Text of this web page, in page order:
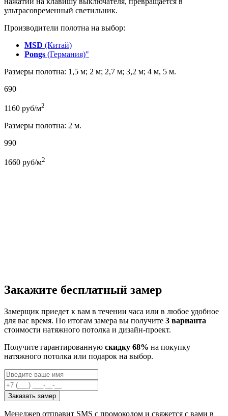
ультрасовременный светильник.
Производители полотна на выбор:
MSD (Китай)
Pongs (Германия)"
Размеры полотна: 1,5 м; 2 м; 2,7 м; 3,2 м; 4 м, 5 м.
690
1160 руб/м2
Размеры полотна: 2 м.
990
1660 руб/м2
Закажите бесплатный замер
Замерщик приедет к вам в течении часа или в любое удобное
для вас время. По итогам замера вы получите 3 варианта
стоимости натяжного потолка и дизайн-проект.
Получите гарантированную скидку 68% на покупку
натяжного потолка или подарок на выбор.
Заказать замер
Менеджер отправит SMS с промокодом и свяжется с вами в